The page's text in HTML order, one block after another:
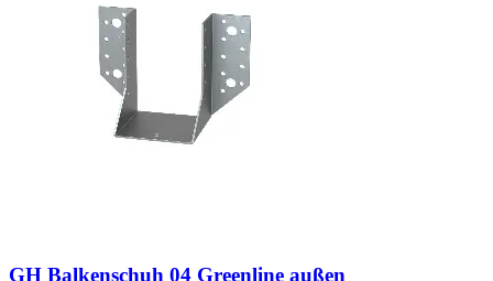
GH Balkenschuh 04 Greenline außen